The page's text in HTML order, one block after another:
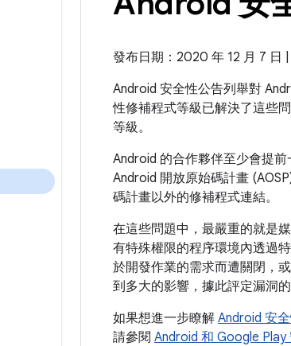
發布日期：2020 年 12 月 7 日
Android 安全性公告列舉對
性修補程式等級已解決了這些
等級。
Android 的合作夥伴至少會提
Android 開放原始碼計畫
碼計畫以外的修補程式連結。
在這些問題中，最嚴重的就是
有特殊權限的程序環境內透過
於開發作業的需求而遭關閉，
到多大的影響，據此評定漏洞的
如果想進一步瞭解 Android 安
請參閱 Android 和 Google